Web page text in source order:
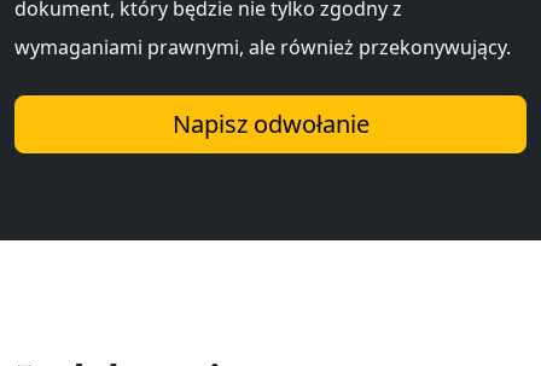
dokument, który będzie nie tylko zgodny z
wymaganiami prawnymi, ale również przekonywujący.
Napisz odwołanie